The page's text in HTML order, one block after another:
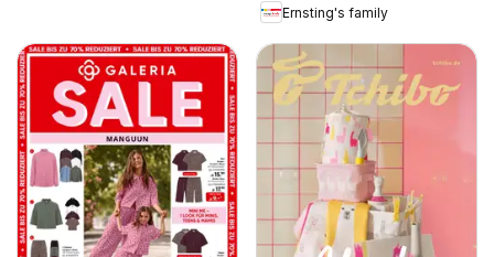
Ernsting's family